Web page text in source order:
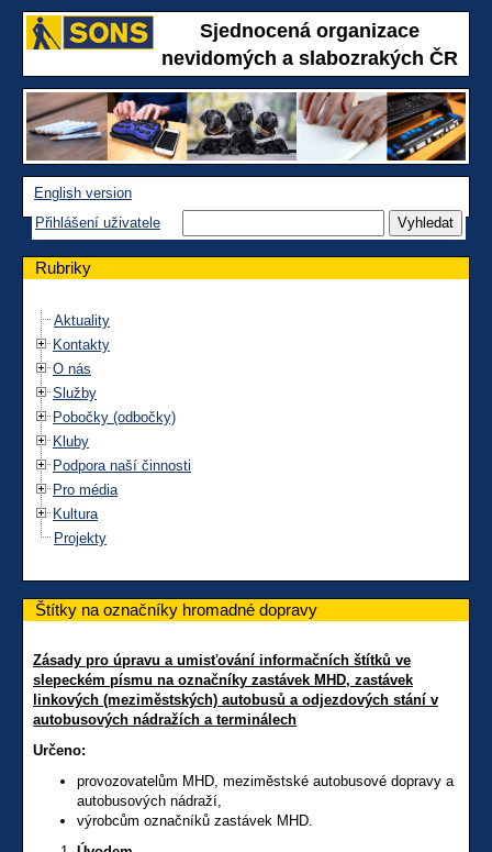
Sjednocená organizace
nevidomých a slabozrakých ČR
English version
Přihlášení uživatele
Rubriky
Aktuality
Kontakty
O nás
Služby
Pobočky (odbočky)
Kluby
Podpora naší činnosti
Pro média
Kultura
Projekty
Štítky na označníky hromadné dopravy
Zásady pro úpravu a umisťování informačních štítků ve
slepeckém písmu na označníky zastávek MHD, zastávek
linkových (meziměstských) autobusů a odjezdových stání v
autobusových nádražích a terminálech
Určeno:
provozovatelům MHD, meziměstské autobusové dopravy a
autobusových nádraží,
výrobcům označníků zastávek MHD.